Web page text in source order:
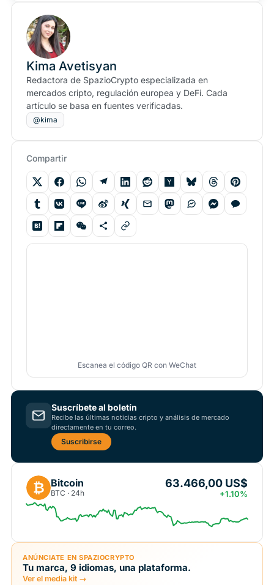
Kima Avetisyan
Redactora de SpazioCrypto especializada en
mercados cripto, regulación europea y DeFi. Cada
artículo se basa en fuentes verificadas.
@kima
Compartir
Escanea el código QR con WeChat
Suscríbete al boletín
Recibe las últimas noticias cripto y análisis de mercado
directamente en tu correo.
Suscribirse
₿ Bitcoin
BTC · 24h
63.466,00 US$
+1.10%
ANÚNCIATE EN SPAZIOCRYPTO
Tu marca, 9 idiomas, una plataforma.
Ver el media kit →